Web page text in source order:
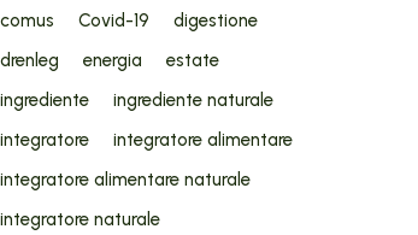
comus
Covid-19
digestione
drenleg
energia
estate
ingrediente
ingrediente naturale
integratore
integratore alimentare
integratore alimentare naturale
integratore naturale